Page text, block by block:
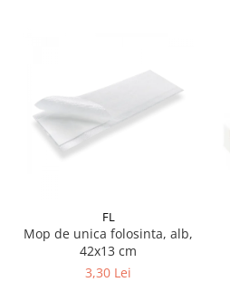
Manusi menaj
Pamatuf praf
Pompa apa masina de carotat
Pulverizatoare profesionale
Saci de menaj
Sisteme mopuri preimpregnate
FL
Mop de unica folosinta, alb,
42x13 cm
3,30 Lei